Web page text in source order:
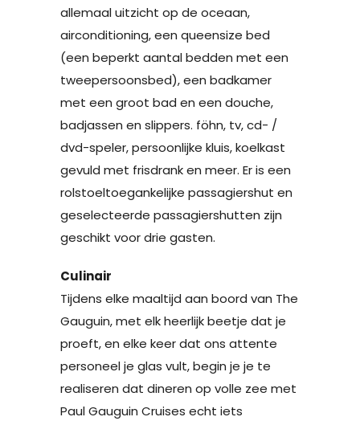
allemaal uitzicht op de oceaan,
airconditioning, een queensize bed
(een beperkt aantal bedden met een
tweepersoonsbed), een badkamer
met een groot bad en een douche,
badjassen en slippers. föhn, tv, cd- /
dvd-speler, persoonlijke kluis, koelkast
gevuld met frisdrank en meer. Er is een
rolstoeltoegankelijke passagiershut en
geselecteerde passagiershutten zijn
geschikt voor drie gasten.
Culinair
Tijdens elke maaltijd aan boord van The
Gauguin, met elk heerlijk beetje dat je
proeft, en elke keer dat ons attente
personeel je glas vult, begin je je te
realiseren dat dineren op volle zee met
Paul Gauguin Cruises echt iets